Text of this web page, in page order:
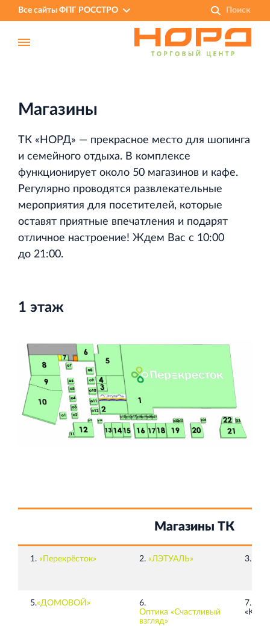
Все сайты ФПГ РОССТРО
Финансово‐промышленная группа РОССТРО
Аренда недвижимости в Санкт‐Петербурге
Строительная система ROSSTRO‐VELOX
Несъёмная опалубка из щепоцементных плит
Современный торговый комплекс в центре города
Магазины
ТК «НОРД» — прекрасное место для шопинга
и семейного отдыха. В комплексе
функционирует около 50 магазинов и кафе.
Регулярно проводятся развлекательные
мероприятия для посетителей, которые
оставят приятные впечатления и подарят
отличное настроение! Ждем Вас с 10:00
до 21:00.
1 этаж
Магазины ТК
1. «Перекрёсток» 2. «ЛЭТУАЛЬ» 3.
5.«ДОМОВОЙ»
6.
Оптика «Счастливый
взгляд»
7.
«King»